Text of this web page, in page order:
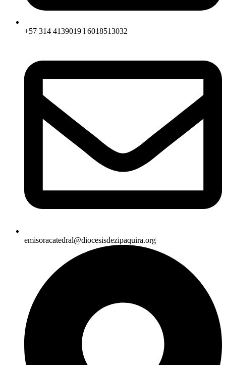
+57 314 4139019 l 6018513032
emisoracatedral@diocesisdezipaquira.org